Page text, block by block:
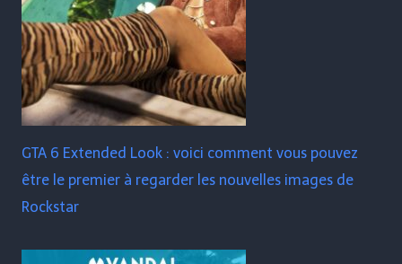
GTA 6 Extended Look : voici comment vous pouvez
être le premier à regarder les nouvelles images de
Rockstar